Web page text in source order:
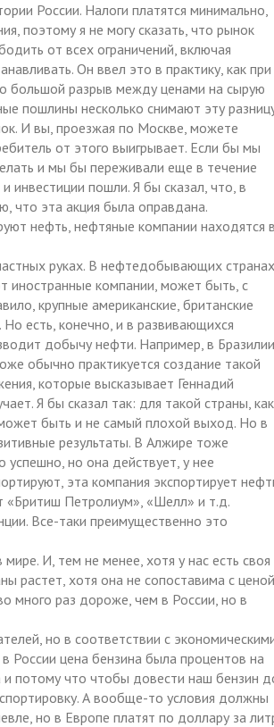
России. Налоги платятся минимально,
поэтому я не могу сказать, что рынок
от всех ограничений, включая
Он ввел это в практику, как при
большой разрыв между ценами на сырую
пошлины несколько снимают эту
И вы, проезжая по Москве, можете
от этого выигрывает. Если бы мы
и мы бы переживали еще в течение
инвестиции пошли. Я бы сказал, что, в
что эта акция была оправдана.
нефть, нефтяные компании находятся в
руках. В нефтедобывающих
иностранные компании, может быть, с
крупные американские, британские
есть, конечно, и в развивающихся
добычу нефти. Например, в Бразилии
обычно практикуется создание такой
которые высказывает Геннадий
Я бы сказал так: для такой страны, как
быть и не самый плохой выход. Но в
результаты. В Алжире тоже
но она действует, у нее
эта компания экспортирует
«Бритиш Петролиум», «Шелл» и т.д.
Все-таки преимущественно это
И, тем не менее, хотя у нас есть своя
растет, хотя она не сопоставима с ценой
много раз дороже, чем в России, но в
но в соответствии с
России цена бензина была процентов на
потому что чтобы довести наш бензин
А вообще-то условия должны
но в Европе платят по доллару за